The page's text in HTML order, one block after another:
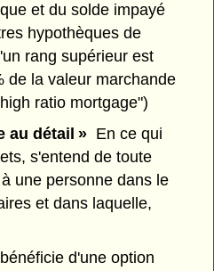
et du solde impayé
hypothèques de
rang supérieur est
de la valeur marchande
ratio mortgage")
au détail » En ce qui
s'entend de toute
une personne dans le
et dans laquelle,
d'une option